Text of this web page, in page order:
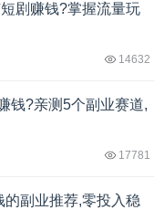
剧赚钱?掌握流量玩
14632
钱?亲测5个副业赛道,
17781
副业推荐,零投入稳